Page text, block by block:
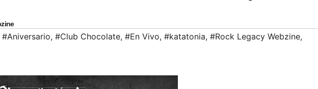
#Aniversario, #Club Chocolate, #En Vivo, #katatonia, #Rock Legacy Webzine,